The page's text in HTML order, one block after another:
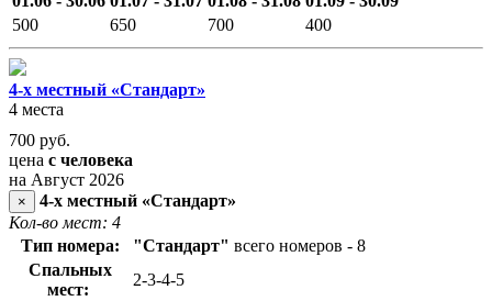
500
650 700 400
4-х местный «Стандарт»
4 места
700 руб.
цена с человека
на Август 2026
×
4-х местный «Стандарт»
Кол-во мест: 4
Тип номера:
"Стандарт" всего номеров - 8
Спальных
мест:
2-3-4-5